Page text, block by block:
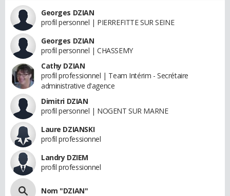
Georges DZIAN
profil personnel | PIERREFITTE SUR SEINE
Georges DZIAN
profil personnel | CHASSEMY
Cathy DZIAN
profil professionnel | Team Intérim - Secrétaire
administrative d'agence
Dimitri DZIAN
profil personnel | NOGENT SUR MARNE
Laure DZIANSKI
profil professionnel
Landry DZIEM
profil professionnel
Nom "DZIAN"